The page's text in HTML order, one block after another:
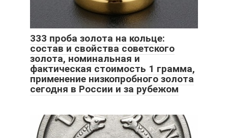
333 проба золота на кольце:
состав и свойства советского
золота, номинальная и
фактическая стоимость 1 грамма,
применение низкопробного золота
сегодня в России и за рубежом